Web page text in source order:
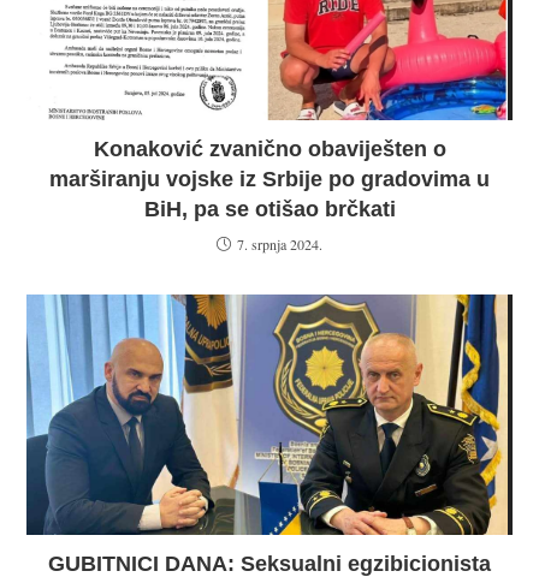
Konaković zvanično obaviješten o
marširanju vojske iz Srbije po gradovima u
BiH, pa se otišao brčkati
7. srpnja 2024.
GUBITNICI DANA: Seksualni egzibicionista